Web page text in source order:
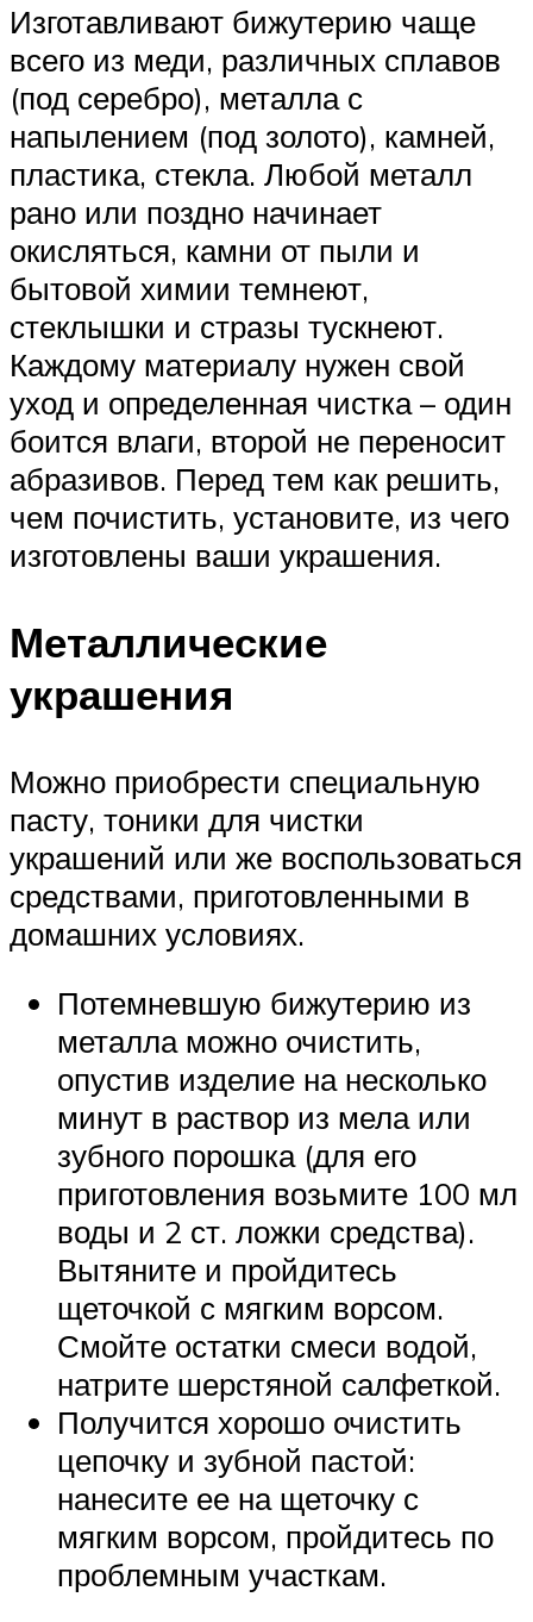
Изготавливают бижутерию чаще
всего из меди, различных сплавов
(под серебро), металла с
напылением (под золото), камней,
пластика, стекла. Любой металл
рано или поздно начинает
окисляться, камни от пыли и
бытовой химии темнеют,
стеклышки и стразы тускнеют.
Каждому материалу нужен свой
уход и определенная чистка – один
боится влаги, второй не переносит
абразивов. Перед тем как решить,
чем почистить, установите, из чего
изготовлены ваши украшения.
Металлические
украшения
Можно приобрести специальную
пасту, тоники для чистки
украшений или же воспользоваться
средствами, приготовленными в
домашних условиях.
Потемневшую бижутерию из
металла можно очистить,
опустив изделие на несколько
минут в раствор из мела или
зубного порошка (для его
приготовления возьмите 100 мл
воды и 2 ст. ложки средства).
Вытяните и пройдитесь
щеточкой с мягким ворсом.
Смойте остатки смеси водой,
натрите шерстяной салфеткой.
Получится хорошо очистить
цепочку и зубной пастой:
нанесите ее на щеточку с
мягким ворсом, пройдитесь по
проблемным участкам.